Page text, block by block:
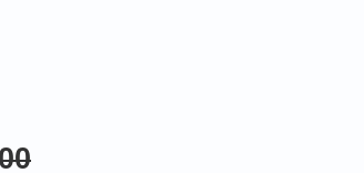
Preisspanne: